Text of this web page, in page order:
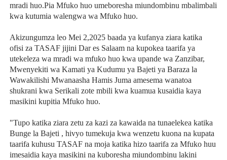
mradi huo.Pia Mfuko huo umeboresha miundombinu mbalimbali
kwa kutumia walengwa wa Mfuko huo.
Akizungumza leo Mei 2,2025 baada ya kufanya ziara katika
ofisi za TASAF jijini Dar es Salaam na kupokea taarifa ya
utekeleza wa mradi wa mfuko huo kwa upande wa Zanzibar,
Mwenyekiti wa Kamati ya Kudumu ya Bajeti ya Baraza la
Wawakilishi Mwanaasha Hamis Juma amesema wanatoa
shukrani kwa Serikali zote mbili kwa kuamua kusaidia kaya
masikini kupitia Mfuko huo.
"Tupo katika ziara zetu za kazi za kawaida na tunaelekea katika
Bunge la Bajeti , hivyo tumekuja kwa wenzetu kuona na kupata
taarifa kuhusu TASAF na moja katika hizo taarifa za Mfuko huu
imesaidia kaya masikini na kuboresha miundombinu lakini